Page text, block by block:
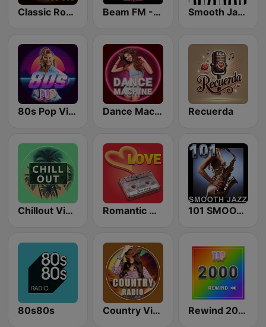
Classic Rock Station Beam FM - Adult Hits Smooth Jazz - Groov
80s Pop Vibes Dance Machine Recuerda
Chillout Vibes Romantic Vibes 101 SMOOTH JAZZ
80s80s Country Vibes Rewind 2000's